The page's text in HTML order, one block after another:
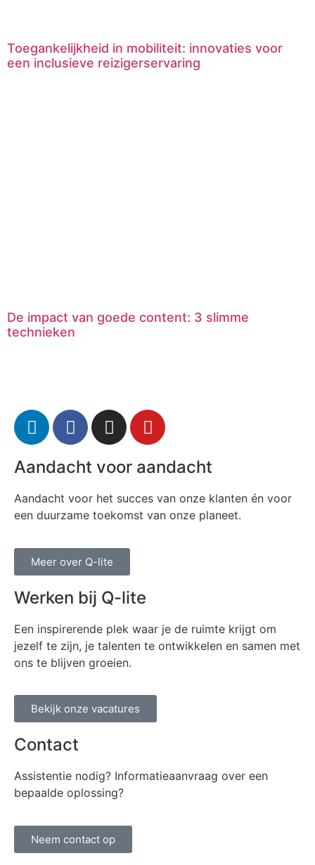
Toegankelijkheid in mobiliteit: innovaties voor
een inclusieve reizigerservaring
De impact van goede content: 3 slimme
technieken
Aandacht voor aandacht
Aandacht voor het succes van onze klanten én voor
een duurzame toekomst van onze planeet.
Meer over Q-lite
Werken bij Q-lite
Een inspirerende plek waar je de ruimte krijgt om
jezelf te zijn, je talenten te ontwikkelen en samen met
ons te blijven groeien.
Bekijk onze vacatures
Contact
Assistentie nodig? Informatieaanvraag over een
bepaalde oplossing?
Neem contact op